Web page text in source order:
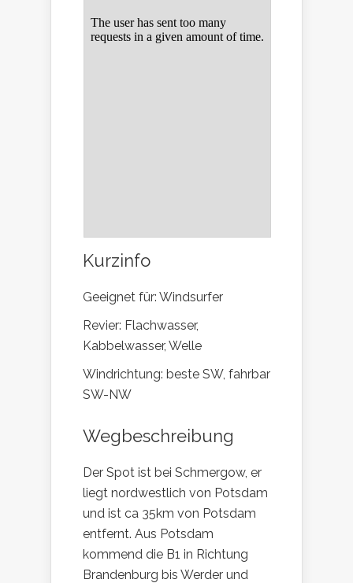
Kurzinfo
Geeignet für: Windsurfer
Revier: Flachwasser,
Kabbelwasser, Welle
Windrichtung: beste SW, fahrbar
SW-NW
Wegbeschreibung
Der Spot ist bei Schmergow, er
liegt nordwestlich von Potsdam
und ist ca 35km von Potsdam
entfernt. Aus Potsdam
kommend die B1 in Richtung
Brandenburg bis Werder und